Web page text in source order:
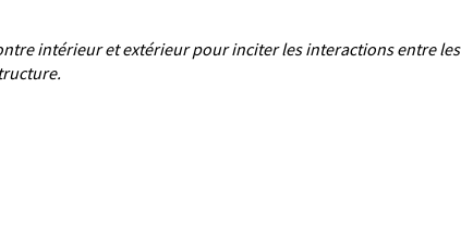
intérieur et extérieur pour inciter les interactions entre les